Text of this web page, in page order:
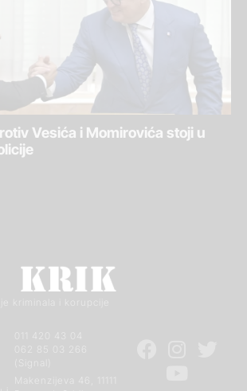
Vesića i Momirovića stoji u
kriminala i korupcije
011 420 43 04
Makenzijeva 46, 11111